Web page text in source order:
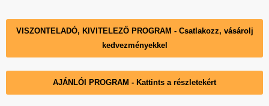
auf
Facebook
auf
Instagram
auf
LinkedIn
auf
Pinterest
auf
YouTube
VISZONTELADÓ, KIVITELEZŐ PROGRAM - Csatlakozz, vásárolj
kedvezményekkel
AJÁNLÓI PROGRAM - Kattints a részletekért